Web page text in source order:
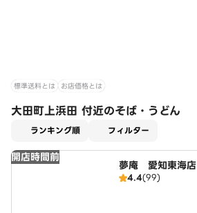
標準送料とは お店価格とは
大田町上浜田 付近のそば・うどん
ランキング順 フィルター
開店時間前
夢庵 愛知東海店
4.4(99)